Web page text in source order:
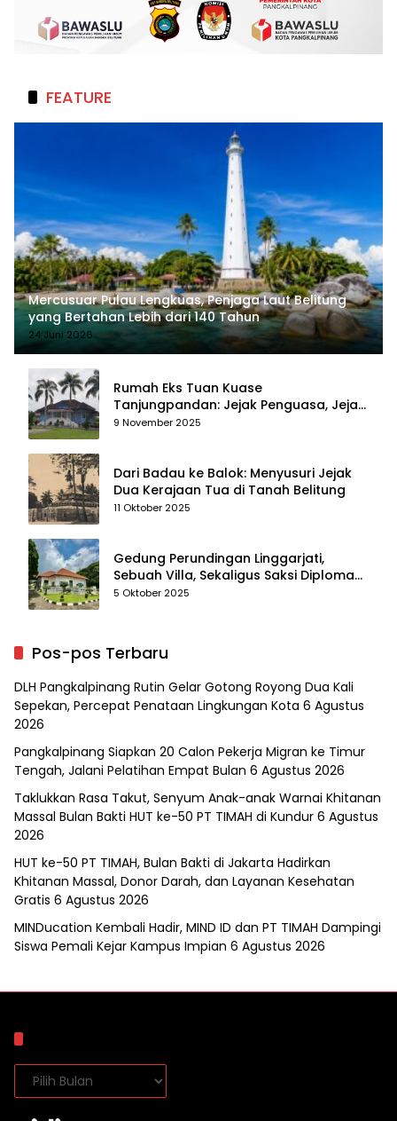
FEATURE
Mercusuar Pulau Lengkuas, Penjaga Laut Belitung
yang Bertahan Lebih dari 140 Tahun
24 Juni 2026
Rumah Eks Tuan Kuase
Tanjungpandan: Jejak Penguasa, Jejak
Kenangan
9 November 2025
Dari Badau ke Balok: Menyusuri Jejak
Dua Kerajaan Tua di Tanah Belitung
11 Oktober 2025
Gedung Perundingan Linggarjati,
Sebuah Villa, Sekaligus Saksi Diplomasi
yang Mengubah Arah Bangsa
5 Oktober 2025
Pos-pos Terbaru
DLH Pangkalpinang Rutin Gelar Gotong Royong Dua Kali
Sepekan, Percepat Penataan Lingkungan Kota 6 Agustus
2026
Pangkalpinang Siapkan 20 Calon Pekerja Migran ke Timur
Tengah, Jalani Pelatihan Empat Bulan 6 Agustus 2026
Taklukkan Rasa Takut, Senyum Anak-anak Warnai Khitanan
Massal Bulan Bakti HUT ke-50 PT TIMAH di Kundur 6 Agustus
2026
HUT ke-50 PT TIMAH, Bulan Bakti di Jakarta Hadirkan
Khitanan Massal, Donor Darah, dan Layanan Kesehatan
Gratis 6 Agustus 2026
MINDucation Kembali Hadir, MIND ID dan PT TIMAH Dampingi
Siswa Pemali Kejar Kampus Impian 6 Agustus 2026
Arsip